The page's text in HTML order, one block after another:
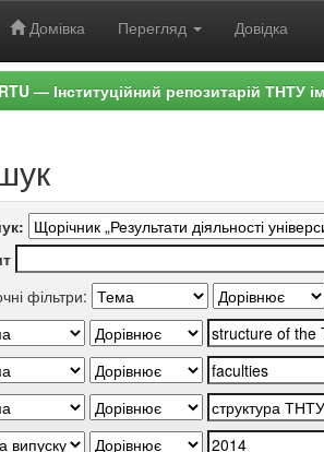
Домівка Перегляд Довідка
— Інституційний репозитарій ТНТУ
фільтри: